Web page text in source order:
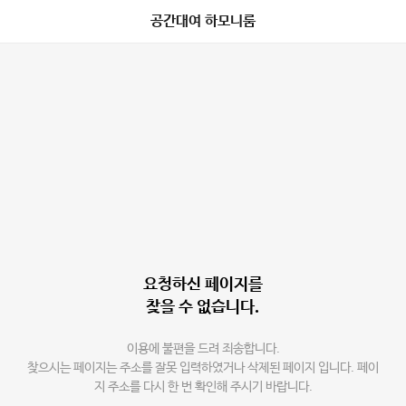
공간대여 하모니룸
요청하신 페이지를
찾을 수 없습니다.
이용에 불편을 드려 죄송합니다.
찾으시는 페이지는 주소를 잘못 입력하였거나 삭제된 페이지 입니다. 페이
지 주소를 다시 한 번 확인해 주시기 바랍니다.